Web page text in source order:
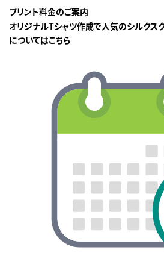
プリント料金のご案内
オリジナルTシャツ作成で人気のシルクス
についてはこちら